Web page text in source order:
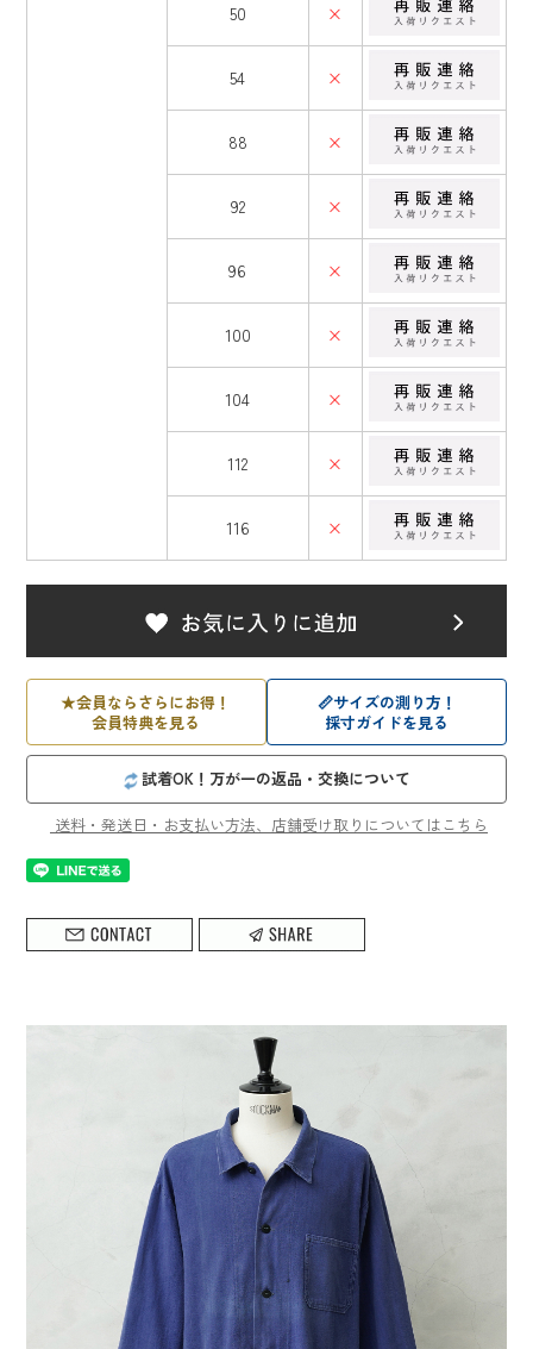
50 ×
54 ×
88 ×
92 ×
96 ×
100 ×
104 ×
112 ×
116 ×
★会員ならさらにお得！
会員特典を見る
📏サイズの測り方！
採寸ガイドを見る
試着OK！万が一の返品・交換について
送料・発送日・お支払い方法、店舗受け取りについてはこちら